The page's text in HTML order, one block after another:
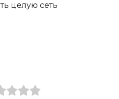
целую сеть